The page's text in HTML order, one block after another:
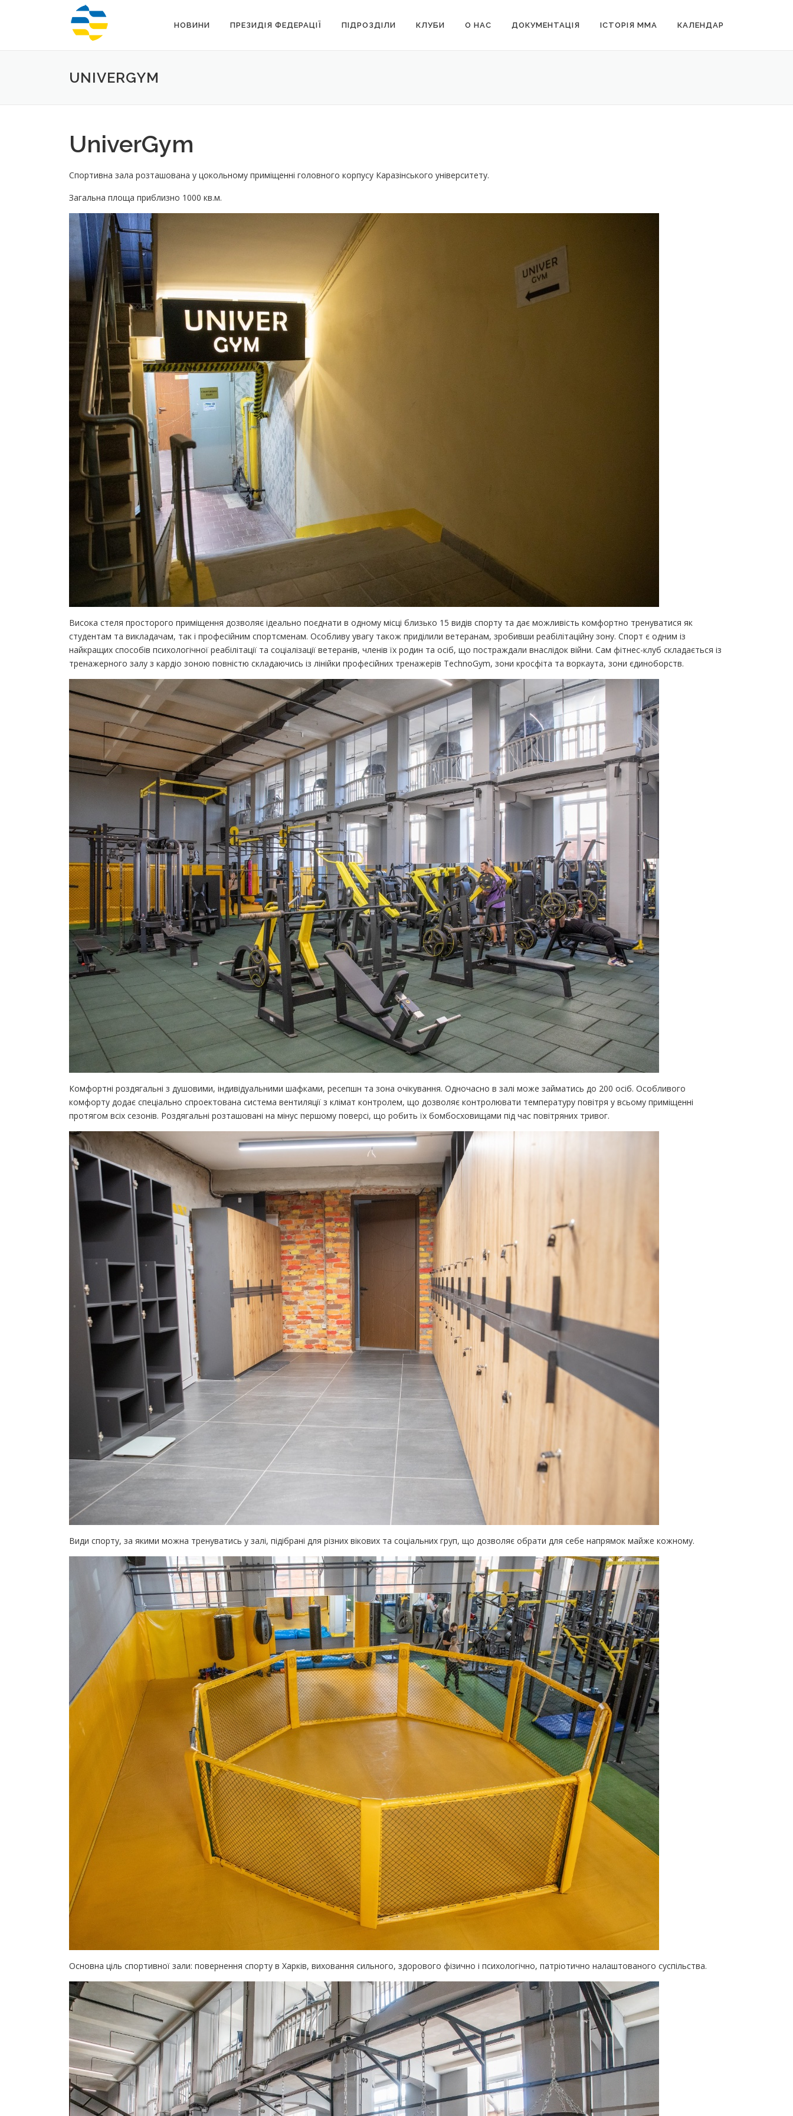
НОВИНИ ПРЕЗИДІЯ ФЕДЕРАЦІЇ ПІДРОЗДІЛИ КЛУБИ О НАС ДОКУМЕНТАЦІЯ ІСТОРІЯ MMA КАЛЕНДАР
UNIVERGYM
UniverGym
Спортивна зала розташована у цокольному приміщенні головного корпусу Каразінського університету.
Загальна площа приблизно 1000 кв.м.
Висока стеля просторого приміщення дозволяє ідеально поєднати в одному місці близько 15 видів спорту та дає можливість комфортно тренуватися як
студентам та викладачам, так і професійним спортсменам. Особливу увагу також приділили ветеранам, зробивши реабілітаційну зону. Спорт є одним із
найкращих способів психологічної реабілітації та соціалізації ветеранів, членів їх родин та осіб, що постраждали внаслідок війни. Сам фітнес-клуб складається із
тренажерного залу з кардіо зоною повністю складаючись із лінійки професійних тренажерів TechnoGym, зони кросфіта та воркаута, зони єдиноборств.
Комфортні роздягальні з душовими, індивідуальними шафками, ресепшн та зона очікування. Одночасно в залі може займатись до 200 осіб. Особливого
комфорту додає спеціально спроектована система вентиляції з клімат контролем, що дозволяє контролювати температуру повітря у всьому приміщенні
протягом всіх сезонів. Роздягальні розташовані на мінус першому поверсі, що робить їх бомбосховищами під час повітряних тривог.
Види спорту, за якими можна тренуватись у залі, підібрані для різних вікових та соціальних груп, що дозволяє обрати для себе напрямок майже кожному.
Основна ціль спортивної зали: повернення спорту в Харків, виховання сильного, здорового фізично і психологічно, патріотично налаштованого суспільства.